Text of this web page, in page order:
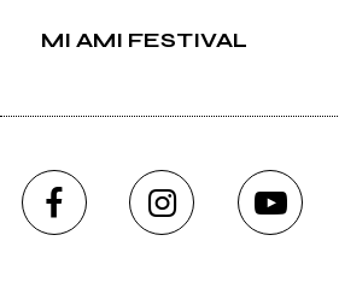
MI AMI FESTIVAL